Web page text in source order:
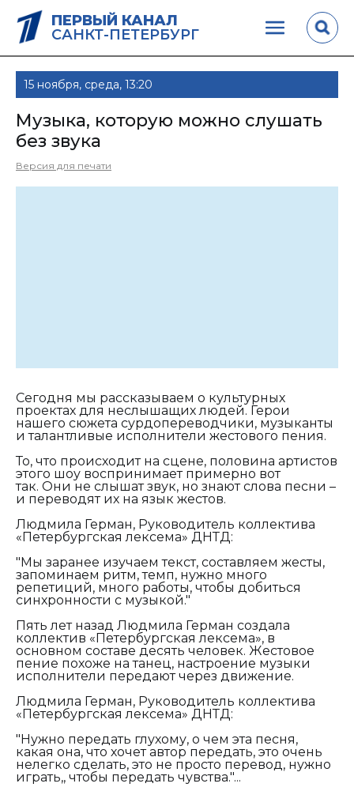
ПЕРВЫЙ КАНАЛ
САНКТ-ПЕТЕРБУРГ
15 ноября, среда, 13:20
Музыка, которую можно слушать
без звука
Версия для печати
Сегодня мы рассказываем о культурных
проектах для неслышащих людей. Герои
нашего сюжета сурдопереводчики, музыканты
и талантливые исполнители жестового пения.
То, что происходит на сцене, половина артистов
этого шоу воспринимает примерно вот
так. Они не слышат звук, но знают слова песни –
и переводят их на язык жестов.
Людмила Герман, Руководитель коллектива
«Петербургская лексема» ДНТД:
"Мы заранее изучаем текст, составляем жесты,
запоминаем ритм, темп, нужно много
репетиций, много работы, чтобы добиться
синхронности с музыкой."
Пять лет назад Людмила Герман создала
коллектив «Петербургская лексема», в
основном составе десять человек. Жестовое
пение похоже на танец, настроение музыки
исполнители передают через движение.
Людмила Герман, Руководитель коллектива
«Петербургская лексема» ДНТД:
"Нужно передать глухому, о чем эта песня,
какая она, что хочет автор передать, это очень
нелегко сделать, это не просто перевод, нужно
играть,, чтобы передать чувства."...